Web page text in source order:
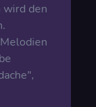
wird den